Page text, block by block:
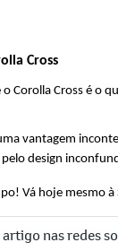
Cross
Corolla Cross é o
vantagem
design
Vá hoje mesmo
nas redes